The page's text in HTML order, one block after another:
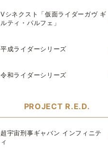
Vシネクスト「仮面ライダーガヴ ギ
ルティ・パルフェ」
平成ライダーシリーズ
令和ライダーシリーズ
PROJECT R.E.D.
超宇宙刑事ギャバン インフィニテ
ィ